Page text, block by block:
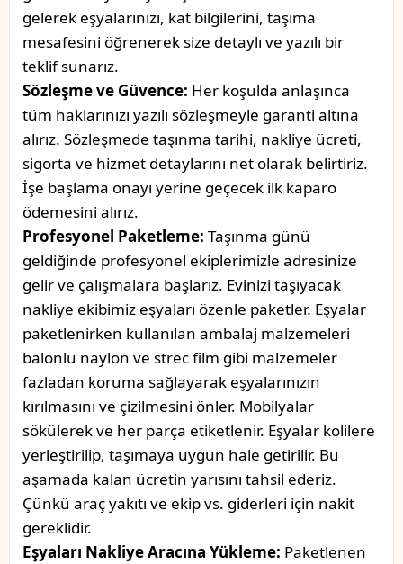
gelerek eşyalarınızı, kat bilgilerini, taşıma
mesafesini öğrenerek size detaylı ve yazılı bir
teklif sunarız.
Sözleşme ve Güvence: Her koşulda anlaşınca
tüm haklarınızı yazılı sözleşmeyle garanti altına
alırız. Sözleşmede taşınma tarihi, nakliye ücreti,
sigorta ve hizmet detaylarını net olarak belirtiriz.
İşe başlama onayı yerine geçecek ilk kaparo
ödemesini alırız.
Profesyonel Paketleme: Taşınma günü
geldiğinde profesyonel ekiplerimizle adresinize
gelir ve çalışmalara başlarız. Evinizi taşıyacak
nakliye ekibimiz eşyaları özenle paketler. Eşyalar
paketlenirken kullanılan ambalaj malzemeleri
balonlu naylon ve strec film gibi malzemeler
fazladan koruma sağlayarak eşyalarınızın
kırılmasını ve çizilmesini önler. Mobilyalar
sökülerek ve her parça etiketlenir. Eşyalar kolilere
yerleştirilip, taşımaya uygun hale getirilir. Bu
aşamada kalan ücretin yarısını tahsil ederiz.
Çünkü araç yakıtı ve ekip vs. giderleri için nakit
gereklidir.
Eşyaları Nakliye Aracına Yükleme: Paketlenen